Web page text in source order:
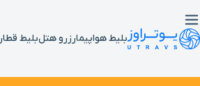
بلیط هواپیمارزرو هتلبلیط قطار